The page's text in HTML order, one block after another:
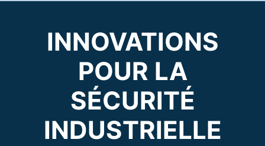
INNOVATIONS
POUR LA
SÉCURITÉ
INDUSTRIELLE